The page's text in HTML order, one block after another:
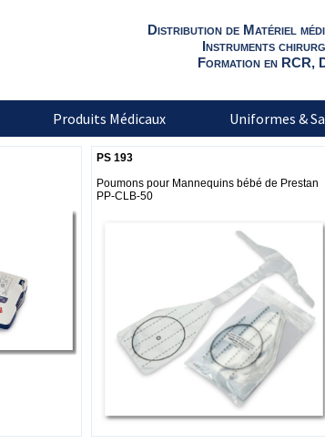
Distribution de Matériel
Instruments
Formation en RCR,
Produits Médicaux Uniformes &
PS 193
Poumons pour Mannequins bébé de Prestan
PP-CLB-50